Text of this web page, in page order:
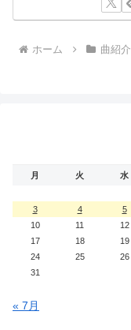
ホーム 曲紹介
月 火 水
3
4 5
10
11 12
17
18 19
24
25 26
31
« 7月